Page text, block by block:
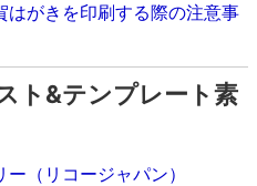
はがきを印刷する際の注意事
ト&テンプレート素
（リコージャパン）